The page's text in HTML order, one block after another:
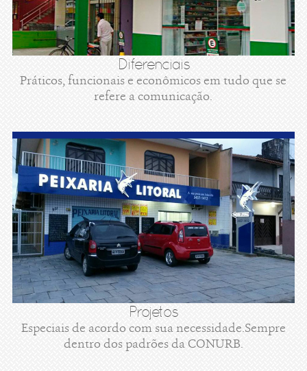
Diferenciais
Práticos, funcionais e econômicos em tudo que se
refere a comunicação.
Projetos
Especiais de acordo com sua necessidade.Sempre
dentro dos padrões da CONURB.